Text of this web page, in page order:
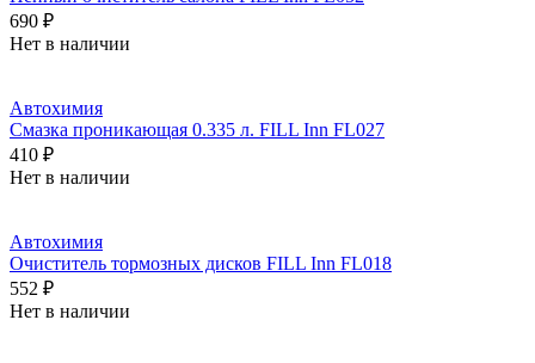
690 ₽
Нет в наличии
Автохимия
Смазка проникающая 0.335 л. FILL Inn FL027
410 ₽
Нет в наличии
Автохимия
Очиститель тормозных дисков FILL Inn FL018
552 ₽
Нет в наличии